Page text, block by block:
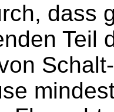
dass
Teil